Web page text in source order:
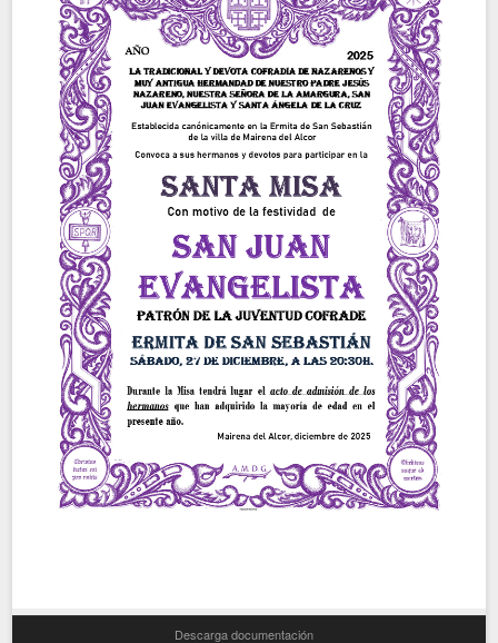
Descarga documentación